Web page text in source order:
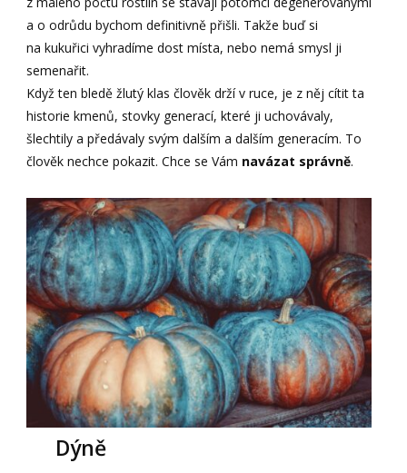
a o odrůdu bychom definitivně přišli. Takže buď si
na kukuřici vyhradíme dost místa, nebo nemá smysl ji
semenařit.
Když ten bledě žlutý klas člověk drží v ruce, je z něj cítit ta
historie kmenů, stovky generací, které ji uchovávaly,
šlechtily a předávaly svým dalším a dalším generacím. To
člověk nechce pokazit. Chce se Vám navázat správně.
Dýně